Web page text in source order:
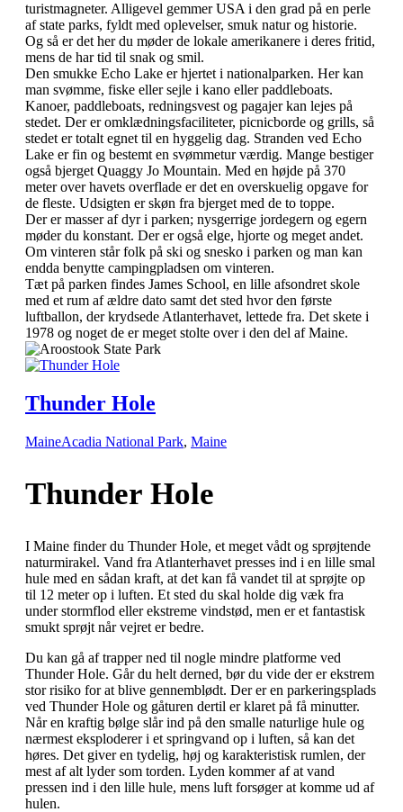
turistmagneter. Alligevel gemmer USA i den grad på en perle
af state parks, fyldt med oplevelser, smuk natur og historie.
Og så er det her du møder de lokale amerikanere i deres fritid,
mens de har tid til snak og smil.
Den smukke Echo Lake er hjertet i nationalparken. Her kan
man svømme, fiske eller sejle i kano eller paddleboats.
Kanoer, paddleboats, redningsvest og pagajer kan lejes på
stedet. Der er omklædningsfaciliteter, picnicborde og grills, så
stedet er totalt egnet til en hyggelig dag. Stranden ved Echo
Lake er fin og bestemt en svømmetur værdig. Mange bestiger
også bjerget Quaggy Jo Mountain. Med en højde på 370
meter over havets overflade er det en overskuelig opgave for
de fleste. Udsigten er skøn fra bjerget med de to toppe.
Der er masser af dyr i parken; nysgerrige jordegern og egern
møder du konstant. Der er også elge, hjorte og meget andet.
Om vinteren står folk på ski og snesko i parken og man kan
endda benytte campingpladsen om vinteren.
Tæt på parken findes James School, en lille afsondret skole
med et rum af ældre dato samt det sted hvor den første
luftballon, der krydsede Atlanterhavet, lettede fra. Det skete i
1978 og noget de er meget stolte over i den del af Maine.
Thunder Hole
MaineAcadia National Park, Maine
Thunder Hole
I Maine finder du Thunder Hole, et meget vådt og sprøjtende
naturmirakel. Vand fra Atlanterhavet presses ind i en lille smal
hule med en sådan kraft, at det kan få vandet til at sprøjte op
til 12 meter op i luften. Et sted du skal holde dig væk fra
under stormflod eller ekstreme vindstød, men er et fantastisk
smukt sprøjt når vejret er bedre.
Du kan gå af trapper ned til nogle mindre platforme ved
Thunder Hole. Går du helt derned, bør du vide der er ekstrem
stor risiko for at blive gennemblødt. Der er en parkeringsplads
ved Thunder Hole og gåturen dertil er klaret på få minutter.
Når en kraftig bølge slår ind på den smalle naturlige hule og
nærmest eksploderer i et springvand op i luften, så kan det
høres. Det giver en tydelig, høj og karakteristisk rumlen, der
mest af alt lyder som torden. Lyden kommer af at vand
pressen ind i den lille hule, mens luft forsøger at komme ud af
hulen.